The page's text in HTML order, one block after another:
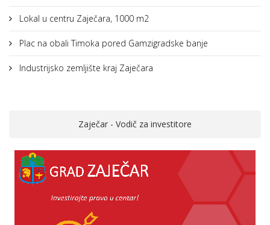
Lokal u centru Zaječara, 1000 m2
Plac na obali Timoka pored Gamzigradske banje
Industrijsko zemljište kraj Zaječara
Zaječar - Vodič za investitore